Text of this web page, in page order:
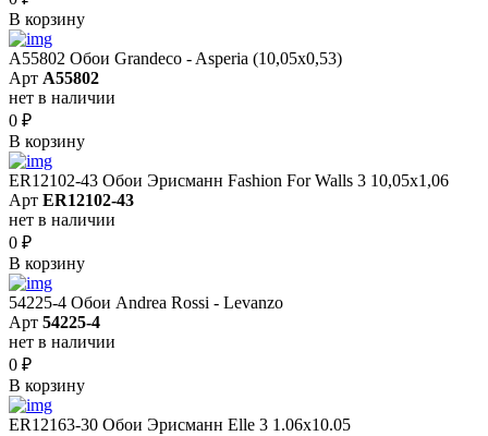
В корзину
A55802 Обои Grandeco - Asperia (10,05х0,53)
Арт A55802
нет в наличии
0 ₽
В корзину
ER12102-43 Обои Эрисманн Fashion For Walls 3 10,05x1,06
Арт ER12102-43
нет в наличии
0 ₽
В корзину
54225-4 Обои Andrea Rossi - Levanzo
Арт 54225-4
нет в наличии
0 ₽
В корзину
ER12163-30 Обои Эрисманн Elle 3 1.06x10.05